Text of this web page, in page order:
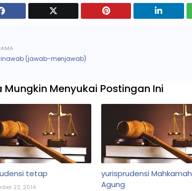
(jawab-menjawab)
Mungkin Menyukai Postingan Ini
tetap
22, 2014
yurisprudensi Mahkamah
Agung